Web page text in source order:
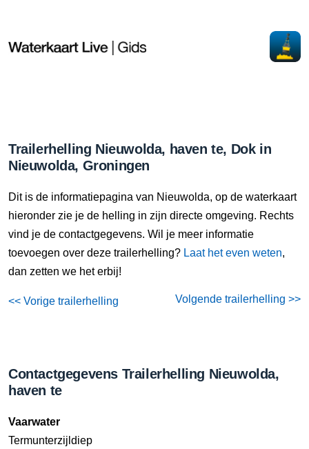
Trailerhelling Nieuwolda, haven te, Dok in
Nieuwolda, Groningen
Dit is de informatiepagina van Nieuwolda, op de waterkaart
hieronder zie je de helling in zijn directe omgeving. Rechts
vind je de contactgegevens. Wil je meer informatie
toevoegen over deze trailerhelling? Laat het even weten,
dan zetten we het erbij!
<< Vorige trailerhelling Volgende trailerhelling >>
Contactgegevens Trailerhelling Nieuwolda,
haven te
Vaarwater
Termunterzijldiep